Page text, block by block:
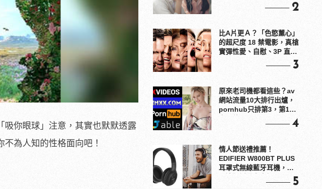
吸你眼球」注意，其實也默默透露
為人知的性格面向吧！
2
比A片更Ａ？「色慾薰心」
的超尺度 18 禁電影，真槍
實彈性愛、自慰、3P 直接
3
原來老司機都看這些？av
網站流量10大排行出爐，
pornhub只排第3，第1名
4
情人節送禮推薦！
EDIFIER W800BT PLUS
耳罩式無線藍牙耳機，在
5